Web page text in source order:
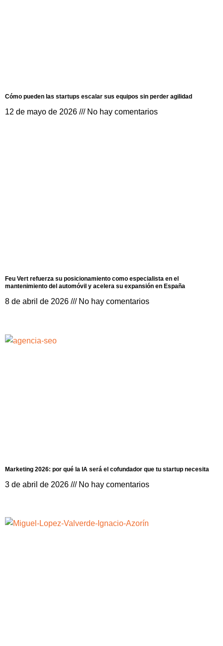
Cómo pueden las startups escalar sus equipos sin perder agilidad
12 de mayo de 2026 No hay comentarios
Feu Vert refuerza su posicionamiento como especialista en el
mantenimiento del automóvil y acelera su expansión en España
8 de abril de 2026 No hay comentarios
Marketing 2026: por qué la IA será el cofundador que tu startup necesita
3 de abril de 2026 No hay comentarios